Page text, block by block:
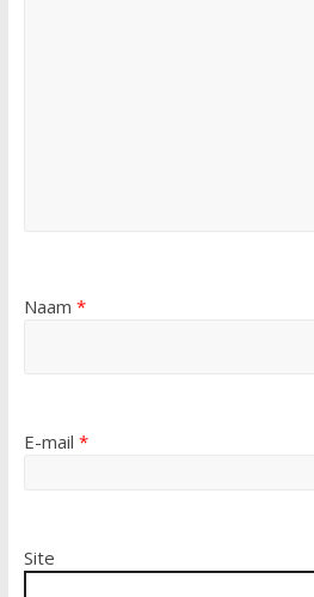
Naam *
E-mail *
Site